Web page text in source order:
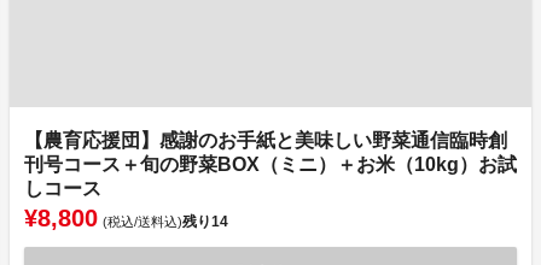
【農育応援団】感謝のお手紙と美味しい野菜通信臨時創
刊号コース＋旬の野菜BOX（ミニ）＋お米（10kg）お試
しコース
¥8,800 (税込/送料込)残り14